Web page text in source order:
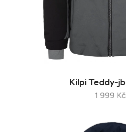
Kilpi Teddy-
1 999 Kč